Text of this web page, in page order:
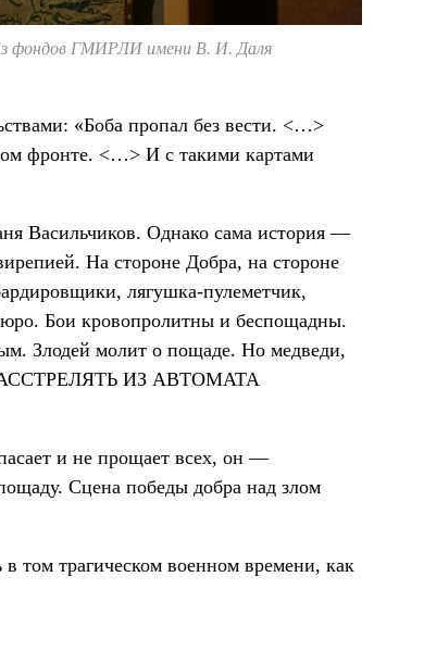
фондов ГМИРЛИ имени В. И. Даля
«Боба пропал без вести. <…>
фронте. <…> И с такими картами
Васильчиков. Однако сама история —
На стороне Добра, на стороне
лягушка-пулеметчик,
Бои кровопролитны и беспощадны.
Злодей молит о пощаде. Но медведи,
ИЗ АВТОМАТА
и не прощает всех, он —
Сцена победы добра над злом
в том трагическом военном времени, как